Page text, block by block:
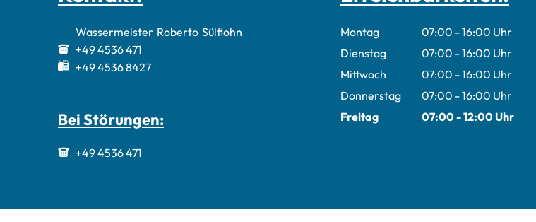
Wassermeister Roberto Sülflohn
Wassermeister Roberto Sülflohn
+49 4536 471
+49 4536 8427
Bei Störungen:
+49 4536 471
Montag 07:00 -16:00 Uhr
Von 07:00 bis 16:00 Uhr
Dienstag 07:00 -16:00 Uhr
Von 07:00 bis 16:00 Uhr
Mittwoch 07:00 -16:00 Uhr
Von 07:00 bis 16:00 Uhr
Donnerstag 07:00 -16:00 Uhr
Von 07:00 bis 16:00 Uhr
Freitag 07:00-12:00 Uhr